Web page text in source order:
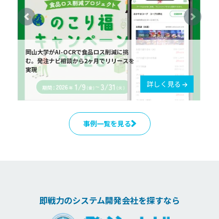
岡山大学がAI-OCRで食品ロス削減に挑
む。発注ナビ相談から2ヶ月でリリースを
実現
詳しく見る
事例一覧を見る
即戦力のシステム開発会社を探すなら